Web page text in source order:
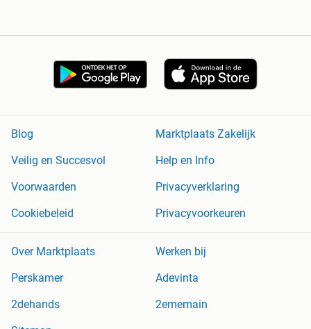
Blog
Marktplaats Zakelijk
Veilig en Succesvol
Help en Info
Voorwaarden
Privacyverklaring
Cookiebeleid
Privacyvoorkeuren
Over Marktplaats
Werken bij
Perskamer
Adevinta
2dehands
2ememain